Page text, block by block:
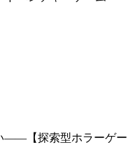
――【探索型ホラーゲー